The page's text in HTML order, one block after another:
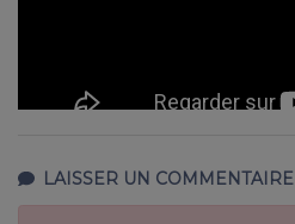
LAISSER UN COMMENTAIRE